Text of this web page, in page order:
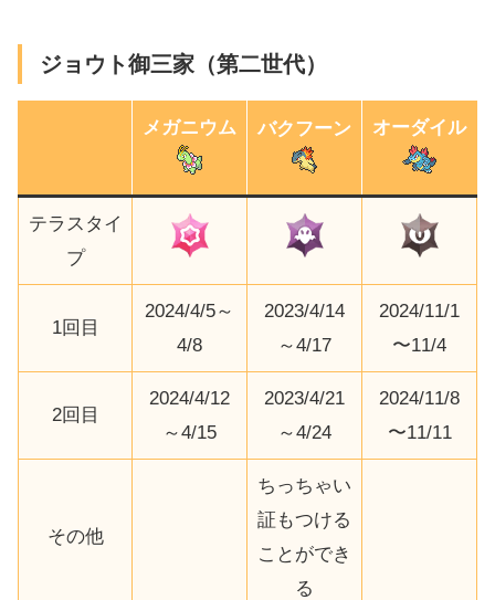
ジョウト御三家（第二世代）
メガニウム バクフーン オーダイル
テラスタイ
プ
1回目
2024/4/5～
4/8
2023/4/14
～4/17
2024/11/1
〜11/4
2回目
2024/4/12
～4/15
2023/4/21
～4/24
2024/11/8
〜11/11
その他
ちっちゃい
証もつける
ことができ
る